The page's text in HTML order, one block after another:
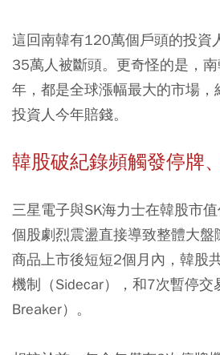
這回南韓有120萬個戶頭的投資
35萬人被斷頭。更奇怪的是，
年，都是全球漲幅最大的市場，
投資人今年賠錢。
韓股破紀錄頻觸發停牌
三星電子與SK海力士在韓股市值
個股劇烈震盪直接導致整體大
商品上市後短短2個月內，韓股
機制（Sidecar），和7次暫停交
Breaker）。